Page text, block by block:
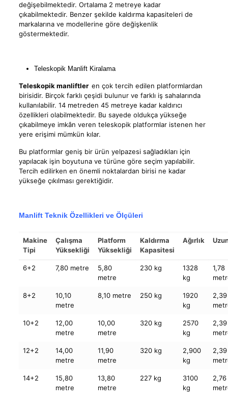
değişebilmektedir. Ortalama 2 metreye kadar
çıkabilmektedir. Benzer şekilde kaldırma kapasiteleri de
markalarına ve modellerine göre değişkenlik
göstermektedir.
Teleskopik Manlift Kiralama
Teleskopik manliftler en çok tercih edilen platformlardan
birisidir. Birçok farklı çeşidi bulunur ve farklı iş sahalarında
kullanılabilir. 14 metreden 45 metreye kadar kaldırıcı
özellikleri olabilmektedir. Bu sayede oldukça yükseğe
çıkabilmeye imkân veren teleskopik platformlar istenen her
yere erişimi mümkün kılar.
Bu platformlar geniş bir ürün yelpazesi sağladıkları için
yapılacak işin boyutuna ve türüne göre seçim yapılabilir.
Tercih edilirken en önemli noktalardan birisi ne kadar
yükseğe çıkılması gerektiğidir.
Manlift Teknik Özellikleri ve Ölçüleri
Makine
Tipi
Çalışma
Yüksekliği
Platform
Yüksekliği
Kaldırma
Kapasitesi
Ağırlık
6+2 7,80 metre
5,80
metre
230 kg
1328
kg
1,78
8+2
10,10
metre
8,10 metre 250 kg
1920
kg
2,39
10+2
12,00
metre
10,00
metre
320 kg
2570
kg
2,39
12+2
14,00
metre
11,90
metre
320 kg
2,900
kg
2,39
14+2
15,80
metre
13,80
metre
227 kg
3100
kg
2,76